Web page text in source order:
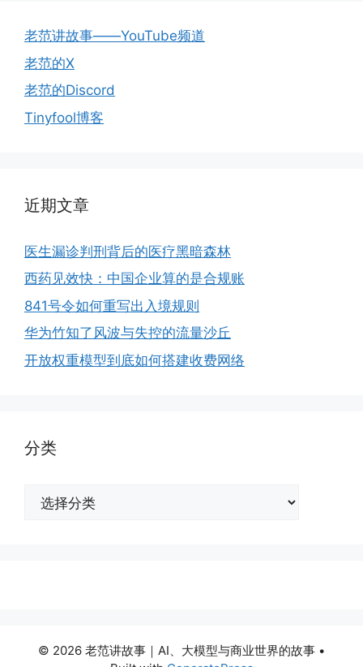
老范讲故事——YouTube频道
老范的X
老范的Discord
Tinyfool博客
近期文章
医生漏诊判刑背后的医疗黑暗森林
西药见效快：中国企业算的是合规账
841号令如何重写出入境规则
华为竹知了风波与失控的流量沙丘
开放权重模型到底如何搭建收费网络
分类
© 2026 老范讲故事｜AI、大模型与商业世界的故事 •